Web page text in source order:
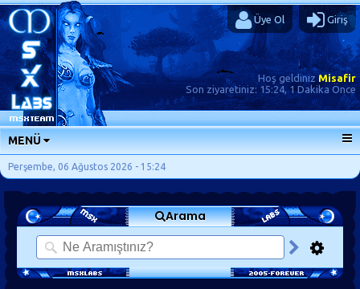
Üye Ol Giriş
Hoş geldinizMisafir
Son ziyaretiniz: 15:24, 1 Dakika Önce
MENÜ
ANA SAYFA
FORUMLAR
SORU-CEVAP
GÜNLÜKLER
SON MESAJLAR
Perşembe, 06 Ağustos 2026 - 15:24
Arama